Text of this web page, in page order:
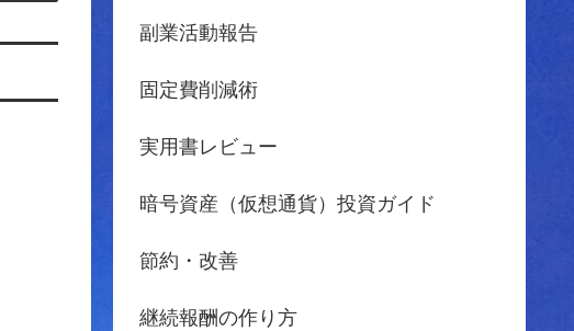
副業活動報告
固定費削減術
実用書レビュー
暗号資産（仮想通貨）投資ガイド
節約・改善
継続報酬の作り方